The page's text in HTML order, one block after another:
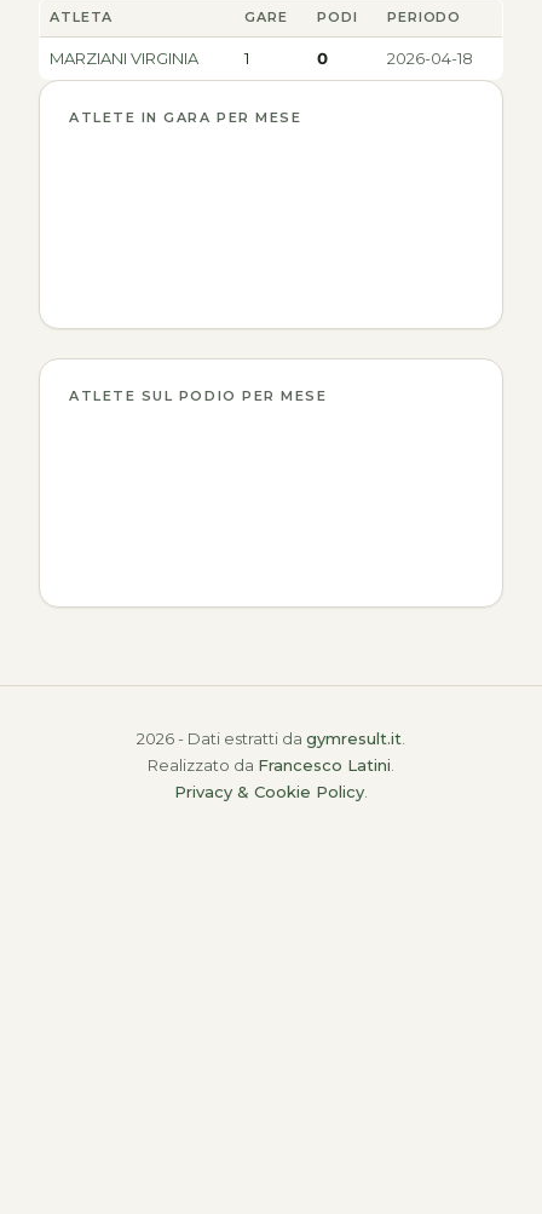
ATLETA GARE PODI PERIODO
MARZIANI VIRGINIA 1 0 2026-04-18
ATLETE IN GARA PER MESE
ATLETE SUL PODIO PER MESE
2026 - Dati estratti da gymresult.it
Realizzato da Francesco Latini
Privacy & Cookie Policy